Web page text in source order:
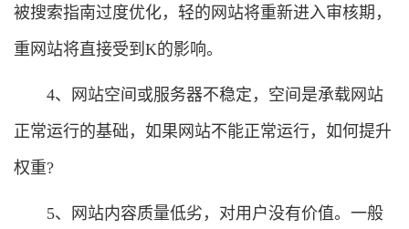
被搜索指南过度优化，轻的网站将重新进入审核期，
重网站将直接受到K的影响。
4、网站空间或服务器不稳定，空间是承载网站
正常运行的基础，如果网站不能正常运行，如何提升
权重?
5、网站内容质量低劣，对用户没有价值。一般